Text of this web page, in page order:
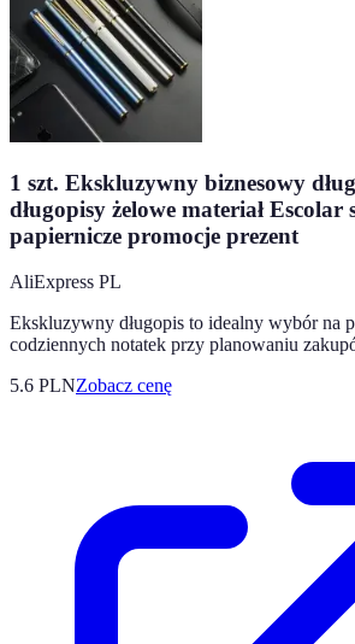
1 szt. Ekskluzywny biznesowy
długopisy żelowe materiał Escolar
papiernicze promocje prezent
AliExpress PL
Ekskluzywny długopis to idealny wybór na
codziennych notatek przy planowaniu
5.6 PLNZobacz cenę